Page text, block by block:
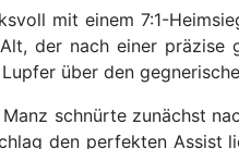
mit einem 7:1-
der nach einer
über den
schnürte zunächst
den perfekten Assist